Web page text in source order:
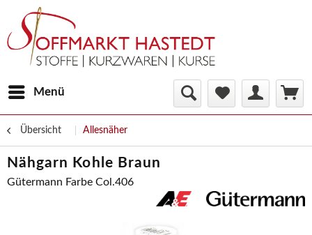
Menü
Übersicht Allesnäher
Nähgarn Kohle Braun
Gütermann Farbe Col.406